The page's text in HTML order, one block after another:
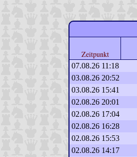
Zeitpunkt
07.08.26 11:18
03.08.26 20:52
03.08.26 15:41
02.08.26 20:01
02.08.26 17:04
02.08.26 16:28
02.08.26 15:53
02.08.26 14:17